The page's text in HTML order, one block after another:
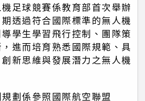
足球競賽係教育部首次舉辦
透過符合國際標準的無人機
學生學習飛行控制、團隊策
進而培育熟悉國際規範、具
新思維與發展潛力之無人機
劃係參照國際航空聯盟